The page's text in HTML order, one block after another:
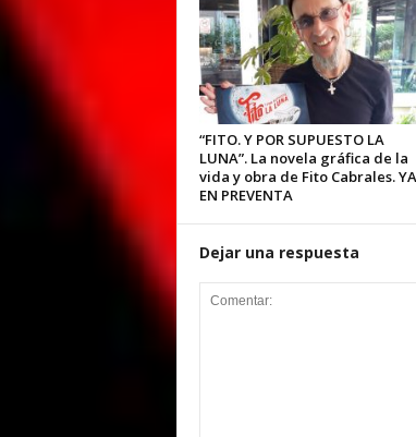
“FITO. Y POR SUPUESTO LA
LUNA”. La novela gráfica de la
vida y obra de Fito Cabrales. YA
EN PREVENTA
Dejar una respuesta